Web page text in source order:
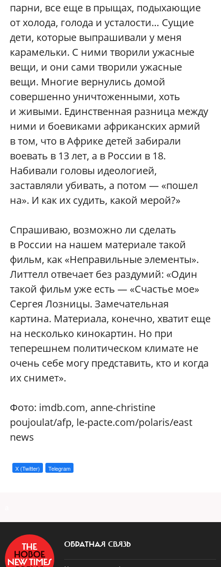
парни, все еще в прыщах, подыхающие
от холода, голода и усталости… Сущие
дети, которые выпрашивали у меня
карамельки. С ними творили ужасные
вещи, и они сами творили ужасные
вещи. Многие вернулись домой
совершенно уничтоженными, хоть
и живыми. Единственная разница между
ними и боевиками африканских армий
в том, что в Африке детей забирали
воевать в 13 лет, а в России в 18.
Набивали головы идеологией,
заставляли убивать, а потом — «пошел
на». И как их судить, какой мерой?»
Спрашиваю, возможно ли сделать
в России на нашем материале такой
фильм, как «Неправильные элементы».
Литтелл отвечает без раздумий: «Один
такой фильм уже есть — «Счастье мое»
Сергея Лозницы. Замечательная
картина. Материала, конечно, хватит еще
на несколько кинокартин. Но при
теперешнем политическом климате не
очень себе могу представить, кто и когда
их снимет».
Фото: imdb.com, anne-christine
poujoulat/afp, le-pacte.com/polaris/east
news
X (Twitter) Telegram
ОБРАТНАЯ СВЯЗЬ